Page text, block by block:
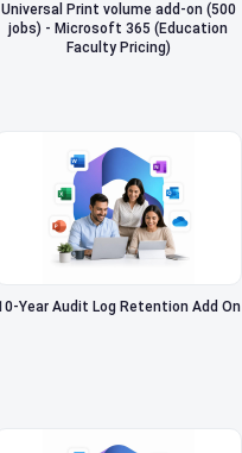
Universal Print volume add-on (500
jobs) - Microsoft 365 (Education
Faculty Pricing)
Year Audit Log Retention Add On